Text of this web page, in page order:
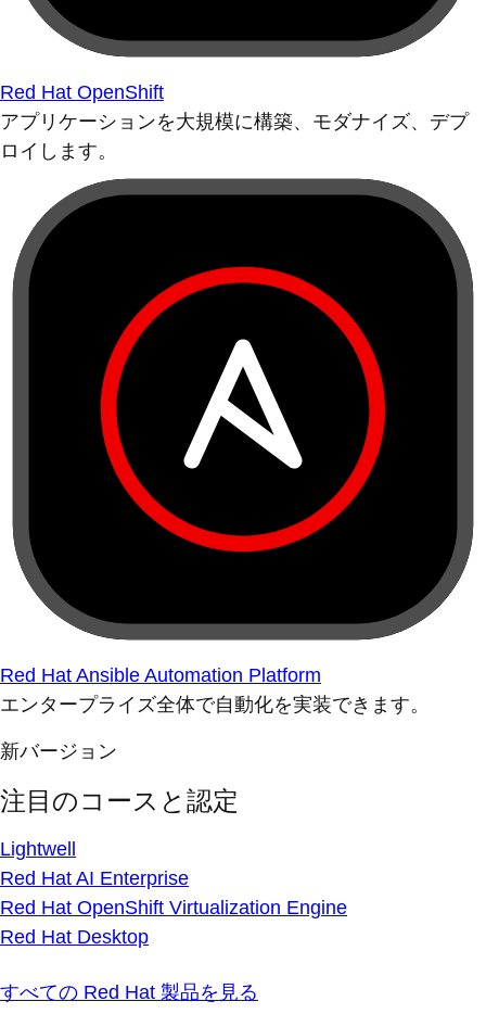
Red Hat OpenShift
アプリケーションを大規模に構築、モダナイズ、デプ
ロイします。
Red Hat Ansible Automation Platform
エンタープライズ全体で自動化を実装できます。
新バージョン
注目のコースと認定
Lightwell
Red Hat AI Enterprise
Red Hat OpenShift Virtualization Engine
Red Hat Desktop
すべての Red Hat 製品を見る